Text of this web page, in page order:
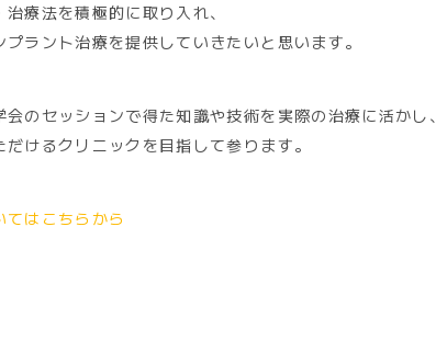
療法を積極的に取り入れ、
ラント治療を提供していきたいと思います。
のセッションで得た知識や技術を実際の治療に活かし、
けるクリニックを目指して参ります。
はこちらから